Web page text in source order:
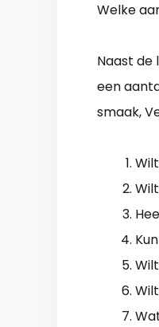
Welke
Naast de
een
smaak,